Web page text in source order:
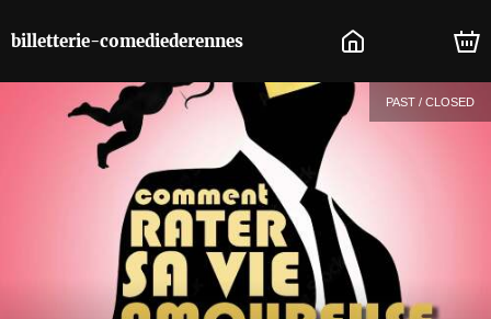
billetterie-comediederennes
PAST / CLOSED